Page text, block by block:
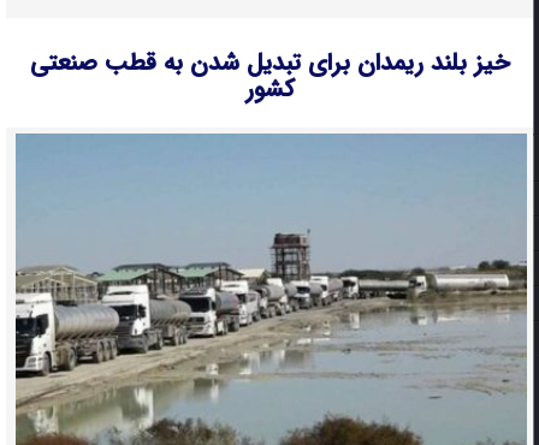
خیز بلند ریمدان برای تبدیل شدن به قطب صنعتی
کشور